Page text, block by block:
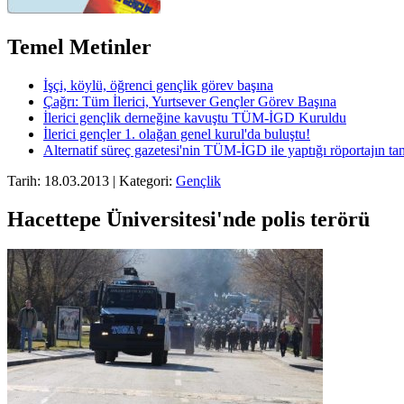
Temel Metinler
İşçi, köylü, öğrenci gençlik görev başına
Çağrı: Tüm İlerici, Yurtsever Gençler Görev Başına
İlerici gençlik derneğine kavuştu TÜM-İGD Kuruldu
İlerici gençler 1. olağan genel kurul'da buluştu!
Alternatif süreç gazetesi'nin TÜM-İGD ile yaptığı röportajın
Tarih: 18.03.2013 | Kategori: Gençlik
Hacettepe Üniversitesi'nde polis terörü